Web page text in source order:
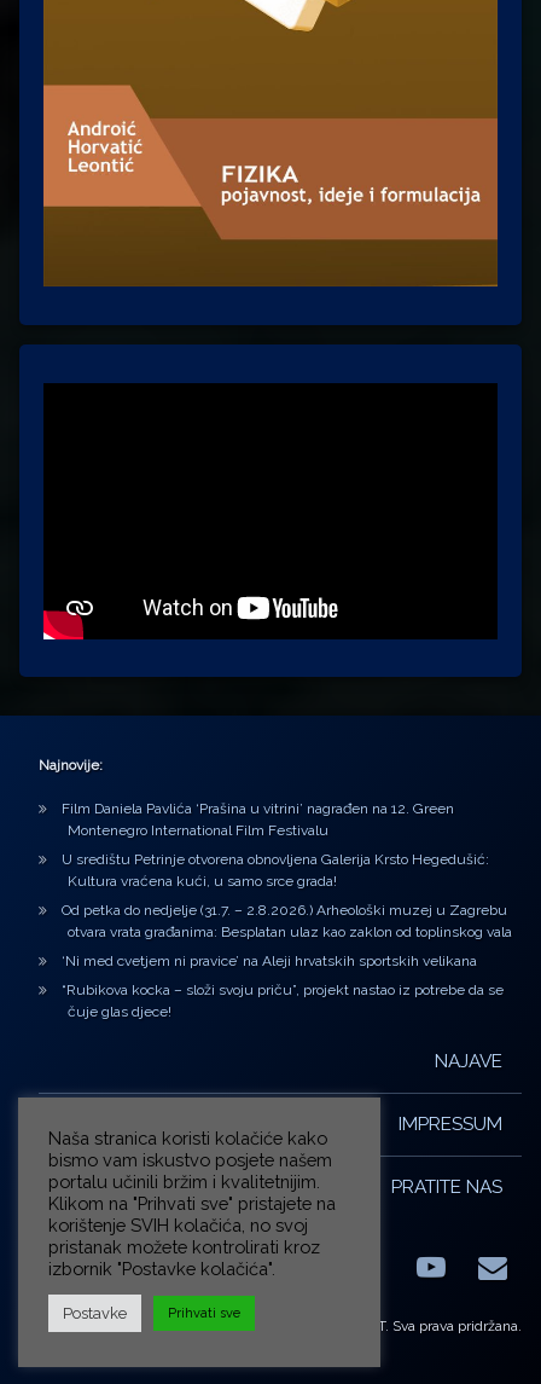
Najnovije:
Film Daniela Pavlića ‘Prašina u vitrini’ nagrađen na 12. Green
Montenegro International Film Festivalu
U središtu Petrinje otvorena obnovljena Galerija Krsto Hegedušić:
Kultura vraćena kući, u samo srce grada!
Od petka do nedjelje (31.7. – 2.8.2026.) Arheološki muzej u Zagrebu
otvara vrata građanima: Besplatan ulaz kao zaklon od toplinskog vala
‘Ni med cvetjem ni pravice’ na Aleji hrvatskih sportskih velikana
“Rubikova kocka – složi svoju priču”, projekt nastao iz potrebe da se
čuje glas djece!
NAJAVE
IMPRESSUM
PRATITE NAS
FacebookLinkedIn E-
© ZG-KULT. Sva prava pridržana.
Naša stranica koristi kolačiće kako
bismo vam iskustvo posjete našem
portalu učinili bržim i kvalitetnijim.
Klikom na "Prihvati sve" pristajete na
korištenje SVIH kolačića, no svoj
pristanak možete kontrolirati kroz
izbornik "Postavke kolačića".
Postavke Prihvati sve